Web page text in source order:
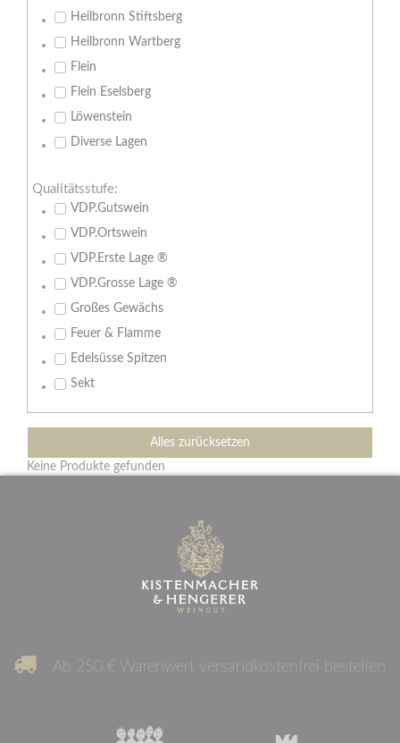
Heilbronn Stiftsberg
Heilbronn Wartberg
Flein
Flein Eselsberg
Löwenstein
Diverse Lagen
Qualitätsstufe:
VDP.Gutswein
VDP.Ortswein
VDP.Erste Lage ®
VDP.Grosse Lage ®
Großes Gewächs
Feuer & Flamme
Edelsüsse Spitzen
Sekt
Alles zurücksetzen
Keine Produkte gefunden
Ab 250 € Warenwert versandkostenfrei bestellen